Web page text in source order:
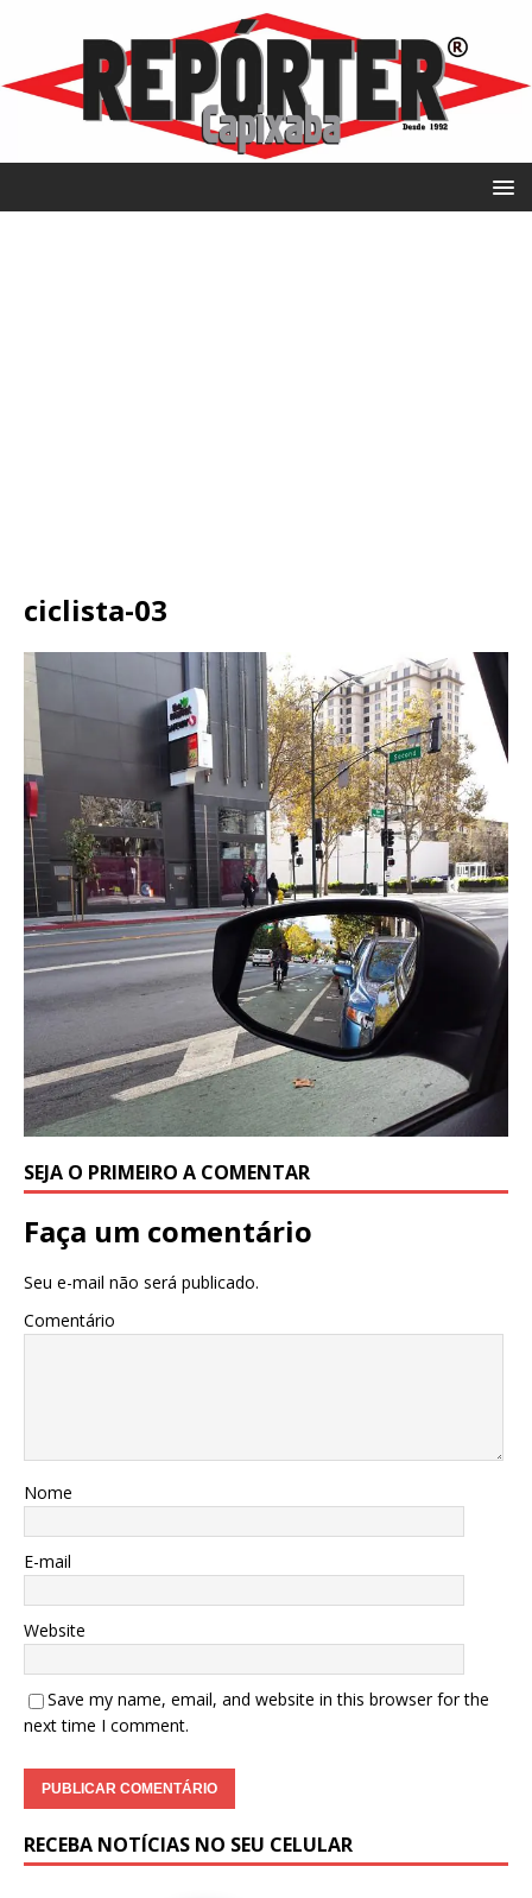
ciclista-03
SEJA O PRIMEIRO A COMENTAR
Faça um comentário
Seu e-mail não será publicado.
Comentário
Nome
E-mail
Website
Save my name, email, and website in this browser for the
next time I comment.
RECEBA NOTÍCIAS NO SEU CELULAR